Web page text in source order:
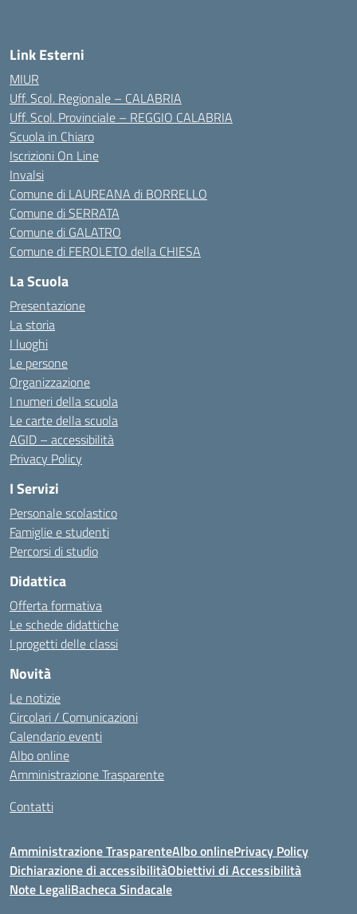
Link Esterni
MIUR
Uff. Scol. Regionale – CALABRIA
Uff. Scol. Provinciale – REGGIO CALABRIA
Scuola in Chiaro
Iscrizioni On Line
Invalsi
Comune di LAUREANA di BORRELLO
Comune di SERRATA
Comune di GALATRO
Comune di FEROLETO della CHIESA
La Scuola
Presentazione
La storia
I luoghi
Le persone
Organizzazione
I numeri della scuola
Le carte della scuola
AGID – accessibilità
Privacy Policy
I Servizi
Personale scolastico
Famiglie e studenti
Percorsi di studio
Didattica
Offerta formativa
Le schede didattiche
I progetti delle classi
Novità
Le notizie
Circolari / Comunicazioni
Calendario eventi
Albo online
Amministrazione Trasparente
Contatti
Amministrazione TrasparenteAlbo onlinePrivacy Policy
Dichiarazione di accessibilitàObiettivi di Accessibilità
Note LegaliBacheca Sindacale